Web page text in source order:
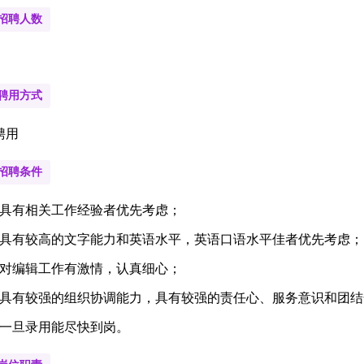
聘人数
用方式
用
聘条件
具有相关工作经验者优先考虑；
具有较高的文字能力和英语水平，英语口语水平佳者优先考虑；
对编辑工作有激情，认真细心；
具有较强的组织协调能力，具有较强的责任心、服务意识和团结
一旦录用能尽快到岗。